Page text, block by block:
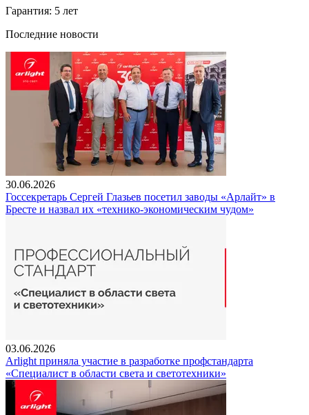
Гарантия: 5 лет
Последние новости
30.06.2026
Госсекретарь Сергей Глазьев посетил заводы «Арлайт» в
Бресте и назвал их «технико-экономическим чудом»
03.06.2026
Arlight приняла участие в разработке профстандарта
«Специалист в области света и светотехники»